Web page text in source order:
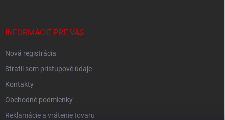
INFORMÁCIE PRE VÁS
Nová registrácia
Stratil som prístupové údaje
Kontakty
Obchodné podmienky
Reklamácie a vrátenie tovaru